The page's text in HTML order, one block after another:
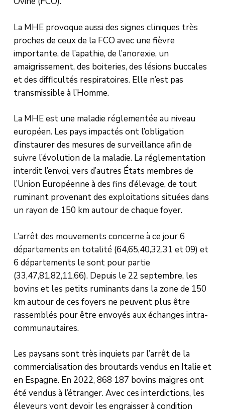
La MHE provoque aussi des signes cliniques très
proches de ceux de la FCO avec une fièvre
importante, de l’apathie, de l’anorexie, un
amaigrissement, des boiteries, des lésions buccales
et des difficultés respiratoires. Elle n’est pas
transmissible à l’Homme.
La MHE est une maladie réglementée au niveau
européen. Les pays impactés ont l’obligation
d’instaurer des mesures de surveillance afin de
suivre l’évolution de la maladie. La réglementation
interdit l’envoi, vers d’autres États membres de
l’Union Européenne à des fins d’élevage, de tout
ruminant provenant des exploitations situées dans
un rayon de 150 km autour de chaque foyer.
L’arrêt des mouvements concerne à ce jour 6
départements en totalité (64,65,40,32,31 et 09) et
6 départements le sont pour partie
(33,47,81,82,11,66). Depuis le 22 septembre, les
bovins et les petits ruminants dans la zone de 150
km autour de ces foyers ne peuvent plus être
rassemblés pour être envoyés aux échanges intra-
communautaires.
Les paysans sont très inquiets par l’arrêt de la
commercialisation des broutards vendus en Italie et
en Espagne. En 2022, 868 187 bovins maigres ont
été vendus à l’étranger. Avec ces interdictions, les
éleveurs vont devoir les engraisser à condition